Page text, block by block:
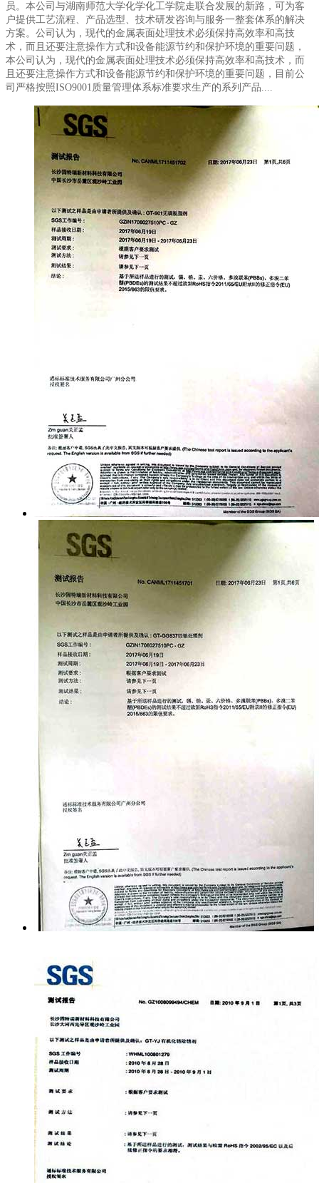
员。本公司与湖南师范大学化学化工学院走联合发展的新路，可为客
户提供工艺流程、产品选型、技术研发咨询与服务一整套体系的解决
方案。公司认为，现代的金属表面处理技术必须保持高效率和高技
术，而且还要注意操作方式和设备能源节约和保护环境的重要问题，
本公司认为，现代的金属表面处理技术必须保持高效率和高技术，而
且还要注意操作方式和设备能源节约和保护环境的重要问题，目前公
司严格按照ISO9001质量管理体系标准要求生产的系列产品....